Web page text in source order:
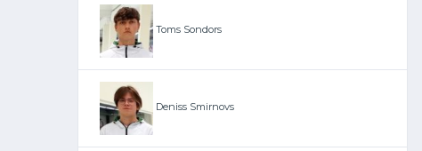
Toms Sondors
Deniss Smirnovs